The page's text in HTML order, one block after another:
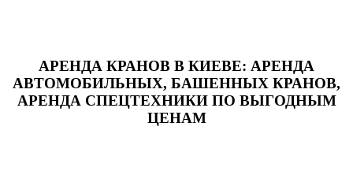
АРЕНДА КРАНОВ В КИЕВЕ: АРЕНДА
АВТОМОБИЛЬНЫХ, БАШЕННЫХ КРАНОВ,
АРЕНДА СПЕЦТЕХНИКИ ПО ВЫГОДНЫМ
ЦЕНАМ